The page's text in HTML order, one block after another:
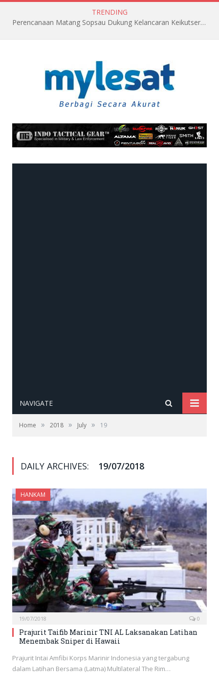
TRENDING
Perencanaan Matang Sopsau Dukung Kelancaran Keikutsertaan TNI AU di Pitch Black 2026
NAVIGATE
Home » 2018 » July » 19
DAILY ARCHIVES: 19/07/2018
HANKAM
19/07/2018 0
Prajurit Taifib Marinir TNI AL Laksanakan Latihan
Menembak Sniper di Hawaii
Prajurit Intai Amfibi Korps Marinir Indonesia yang tergabung
dalam Latihan Bersama (Latma) Multilateral The Rim…